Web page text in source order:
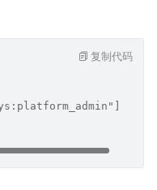
}
复制代码